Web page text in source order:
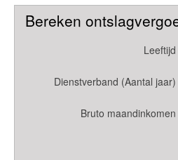
Bereken
Leeftijd
Dienstverband (Aantal jaar)
Bruto maandinkomen